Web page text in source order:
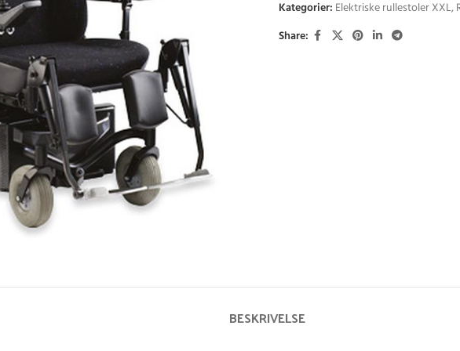
Kategorier: Elektriske rullestoler XXL,
Share:
BESKRIVELSE